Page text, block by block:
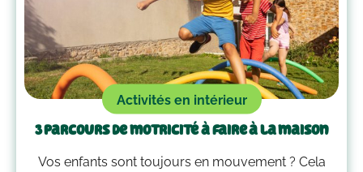
Activités en intérieur
3 parcours de motricité à faire à la maison
Vos enfants sont toujours en mouvement ? Cela